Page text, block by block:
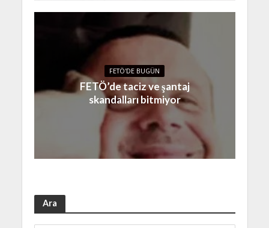
FETÖ'DE BUGÜN
FETÖ’de taciz ve şantaj
skandalları bitmiyor
Ara